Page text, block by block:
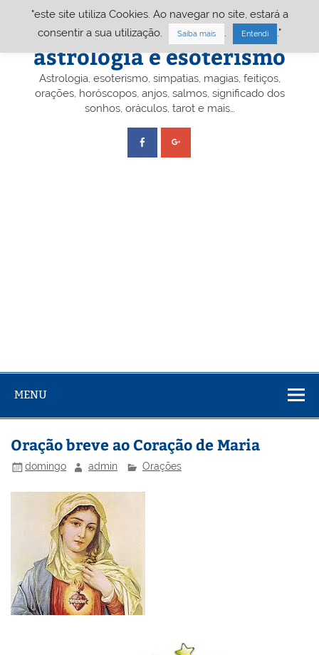
Portal A&E – Portal
astrologia e esoterismo
Astrologia, esoterismo, simpatias, magias, feitiços,
orações, horóscopos, anjos, salmos, significado dos
sonhos, oráculos, tarot e mais…
MENU
Oração breve ao Coração de Maria
domingo admin Orações
"este site utiliza Cookies. Ao navegar no site, estará a
consentir a sua utilização.
Saiba mais Entendi ."